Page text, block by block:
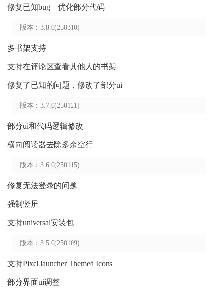
修复已知bug，优化部分代码
版本：3.8.0(250310)
多书架支持
支持在评论区查看其他人的书架
修复了已知的问题，修改了部分ui
版本：3.7.0(250121)
部分ui和代码逻辑修改
横向阅读器去除多余空行
版本：3.6.0(250115)
修复无法登录的问题
强制竖屏
支持universal安装包
版本：3.5.0(250109)
支持Pixel launcher Themed Icons
部分界面ui调整